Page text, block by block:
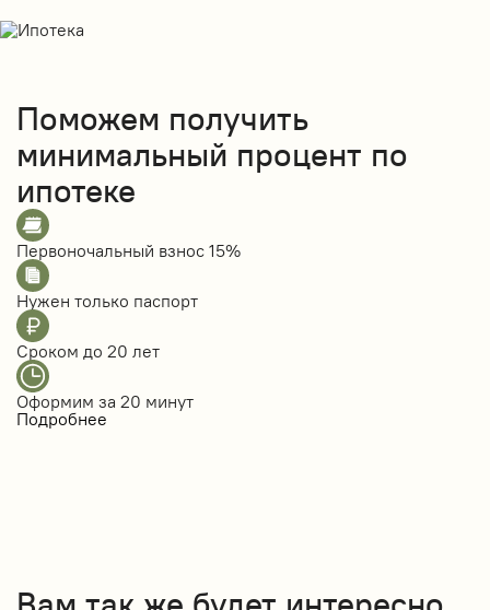
Поможем получить
минимальный процент по
ипотеке
Первоночальный взнос 15%
Нужен только паспорт
Сроком до 20 лет
Оформим за 20 минут
Подробнее